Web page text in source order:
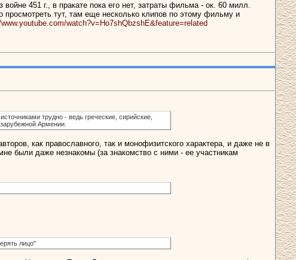
451 г., в пракате пока его нет, затраты фильма - ок. 60 милл.
тут, там еще несколько клипов по этому фильму и
watch?v=Ho7shQbzshE&feature=related
трудно - ведь греческие, сирийские,
Армении.
как православного, так и монофизитского характера, и даже не в
были даже незнакомы (за знакомство с ними - ее участникам
лицо"